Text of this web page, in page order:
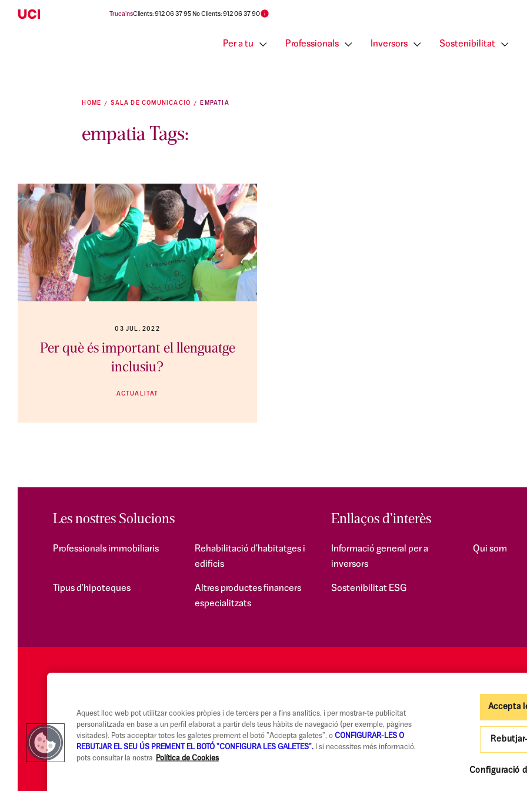
Truca'nsClients: 912 06 37 95 No Clients: 912 06 37 90
Per a tu Professionals Inversors Sostenibilitat
HOME SALA DE COMUNICACIÓ EMPATIA
empatia Tags:
03 JUL. 2022
Per què és important el llenguatge
inclusiu?
ACTUALITAT
Les nostres Solucions
Professionals immobiliaris
Rehabilitació d'habitatges i
edificis
Tipus d'hipoteques
Altres productes financers
especialitzats
Enllaços d'interès
Informació general per a
inversors
Qui som
Sostenibilitat ESG
Avís legal i Condicions d'ús Canal Alerta Ètica Reclamacions
Aquest lloc web pot utilitzar cookies pròpies i de tercers per a fins analítics, i per mostrar-te publicitat
personalitzada en base a un perfil elaborat a partir dels teus hàbits de navegació (per exemple, pàgines
visitades). Pots acceptar totes les galetes prement el botó "Accepta galetes", o CONFIGURAR-LES O
REBUTJAR EL SEU ÚS PREMENT EL BOTÓ "CONFIGURA LES GALETES". I si necessites més informació,
pots consultar la nostra
Política de Cookies
Accepta
Configuració